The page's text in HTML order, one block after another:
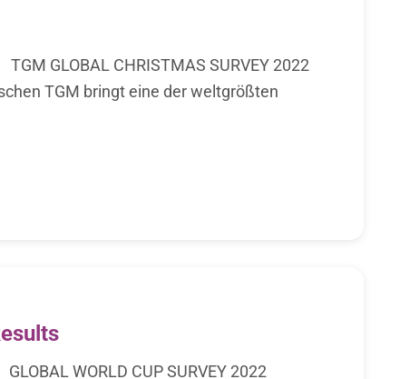
TGM GLOBAL CHRISTMAS SURVEY 2022
TGM bringt eine der weltgrößten
WORLD CUP SURVEY 2022